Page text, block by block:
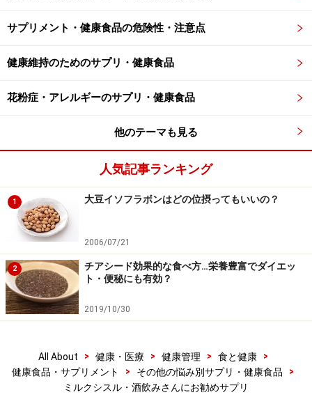
サプリメント・健康食品の危険性・注意点
健康維持のためのサプリ・健康食品
花粉症・アレルギーのサプリ・健康食品
他のテーマも見る
人気記事ランキング
1 大豆イソフラボンはどの位摂ってもいいの？
2006/07/21
2
チアシード効果的な食べ方…栄養豊富でダイエッ
ト・便秘にも有効？
2019/10/30
All About > 健康・医療 > 健康管理 > 食と健康
>
健康食品・サプリメント
> その他の悩み別サプリ・健康食品
>
ミルクシスル・酒飲みさんにお勧めサプリ